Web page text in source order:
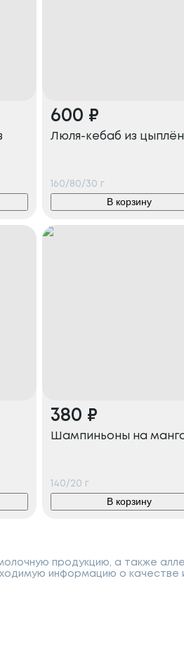
600 ₽
Люля-кебаб из
160/80/30 г
В корзину
380 ₽
Шампиньоны на
140/20 г
В корзину
продукцию, а также
информацию о качестве